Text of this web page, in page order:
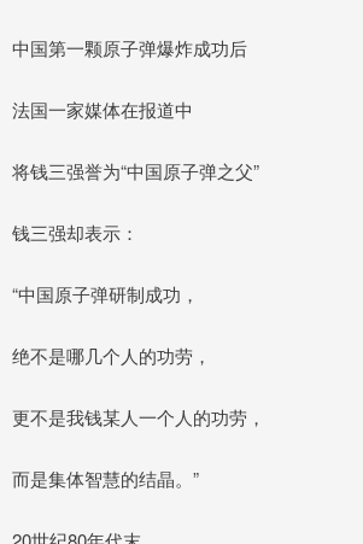
中国第一颗原子弹爆炸成功后
法国一家媒体在报道中
将钱三强誉为“中国原子弹之父”
钱三强却表示：
“中国原子弹研制成功，
绝不是哪几个人的功劳，
更不是我钱某人一个人的功劳，
而是集体智慧的结晶。”